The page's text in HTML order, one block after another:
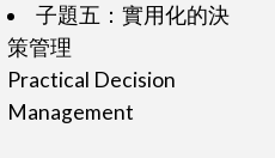
子題五：實用化的決
策管理
Practical Decision
Management